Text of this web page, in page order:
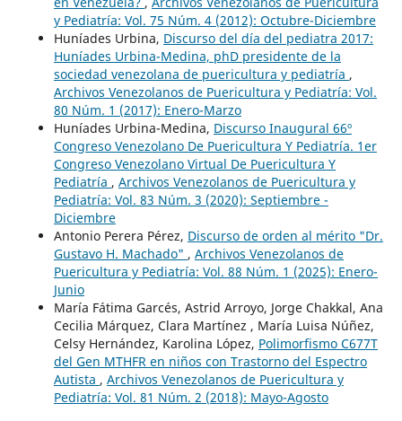
y Pediatría: Vol. 75 Núm. 4 (2012): Octubre-Diciembre
Huníades Urbina, Discurso del día del pediatra 2017:
Huníades Urbina-Medina, phD presidente de la
sociedad venezolana de puericultura y pediatría ,
Archivos Venezolanos de Puericultura y Pediatría: Vol.
80 Núm. 1 (2017): Enero-Marzo
Huníades Urbina-Medina, Discurso Inaugural 66º
Congreso Venezolano De Puericultura Y Pediatría. 1er
Congreso Venezolano Virtual De Puericultura Y
Pediatría , Archivos Venezolanos de Puericultura y
Pediatría: Vol. 83 Núm. 3 (2020): Septiembre -
Diciembre
Antonio Perera Pérez, Discurso de orden al mérito "Dr.
Gustavo H. Machado" , Archivos Venezolanos de
Puericultura y Pediatría: Vol. 88 Núm. 1 (2025): Enero-
Junio
María Fátima Garcés, Astrid Arroyo, Jorge Chakkal, Ana
Cecilia Márquez, Clara Martínez , María Luisa Núñez,
Celsy Hernández, Karolina López, Polimorfismo C677T
del Gen MTHFR en niños con Trastorno del Espectro
Autista , Archivos Venezolanos de Puericultura y
Pediatría: Vol. 81 Núm. 2 (2018): Mayo-Agosto